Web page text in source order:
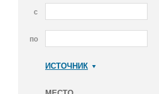
с
по
ИСТОЧНИК